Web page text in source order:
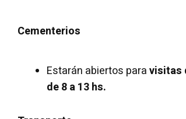
Cementerios
Estarán abiertos paravisitas
de 8 a 13 hs.